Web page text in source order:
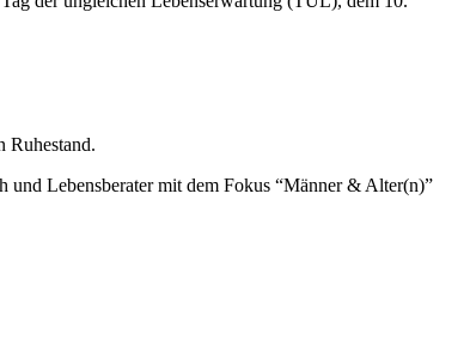
Ruhestand.
und Lebensberater mit dem Fokus “Männer & Alter(n)”